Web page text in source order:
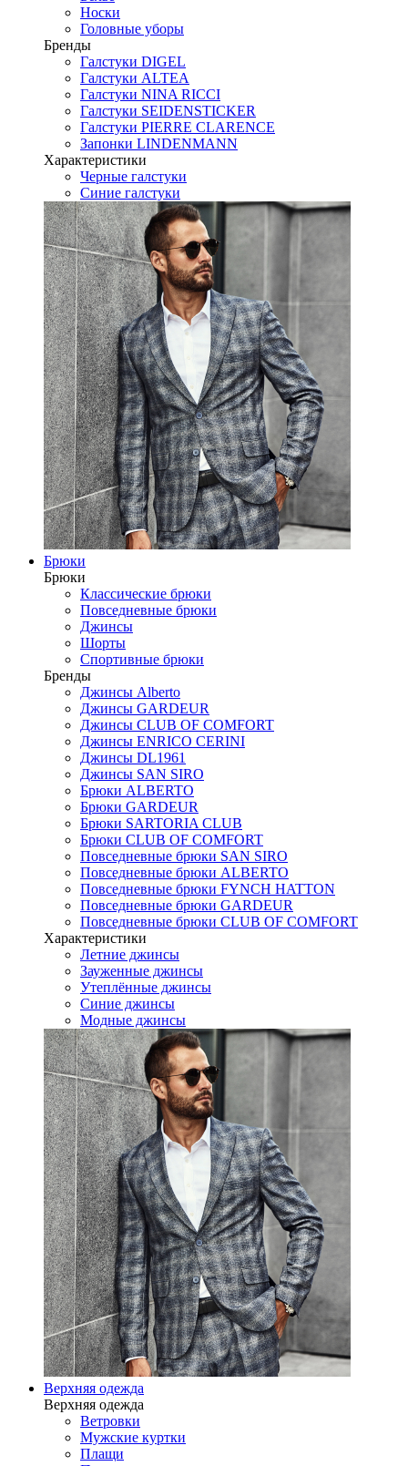
Носки
Головные уборы
Бренды
Галстуки DIGEL
Галстуки ALTEA
Галстуки NINA RICCI
Галстуки SEIDENSTICKER
Галстуки PIERRE CLARENCE
Запонки LINDENMANN
Характеристики
Черные галстуки
Синие галстуки
Брюки
Брюки
Классические брюки
Повседневные брюки
Джинсы
Шорты
Спортивные брюки
Бренды
Джинсы Alberto
Джинсы GARDEUR
Джинсы CLUB OF COMFORT
Джинсы ENRICO CERINI
Джинсы DL1961
Джинсы SAN SIRO
Брюки ALBERTO
Брюки GARDEUR
Брюки SARTORIA CLUB
Брюки CLUB OF COMFORT
Повседневные брюки SAN SIRO
Повседневные брюки ALBERTO
Повседневные брюки FYNCH HATTON
Повседневные брюки GARDEUR
Повседневные брюки CLUB OF COMFORT
Характеристики
Летние джинсы
Зауженные джинсы
Утеплённые джинсы
Синие джинсы
Модные джинсы
Верхняя одежда
Верхняя одежда
Ветровки
Мужские куртки
Плащи